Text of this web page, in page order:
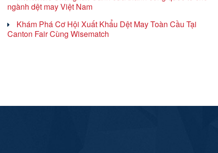
ngành dệt may Việt Nam
Khám Phá Cơ Hội Xuất Khẩu Dệt May Toàn Cầu Tại
Canton Fair Cùng Wisematch